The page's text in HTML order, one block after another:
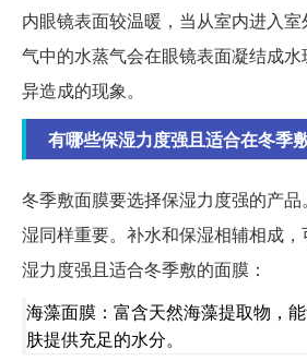
内眼镜表面较温暖，当从室内进入
气中的水蒸气会在眼镜表面凝结成
异造成的现象。
有哪些保湿力度强且适合在冬季
冬季敷面膜要选择保湿力度强的产
湿同样重要。补水和保湿相辅相成
湿力度强且适合冬季敷的面膜：
海藻面膜：富含天然海藻提取物，
肤提供充足的水分。